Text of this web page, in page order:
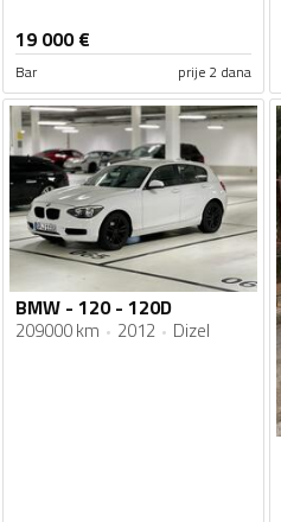
19 000€
Bar prije 2 dana
BMW - 120 - 120D
209000 km 2012 Dizel